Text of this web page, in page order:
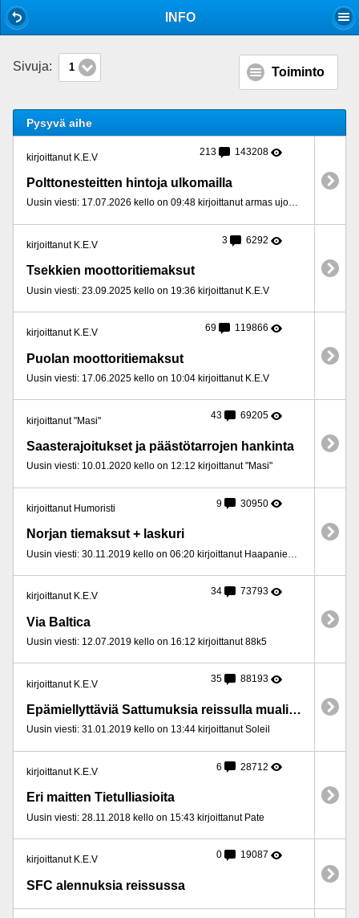
INFO
Sivuja: 1 Toiminto
Pysyvä aihe
kirjoittanut K.E.V 213 143208
Polttonesteitten hintoja ulkomailla
Uusin viesti: 17.07.2026 kello on 09:48 kirjoittanut armas ujomieli
kirjoittanut K.E.V 3 6292
Tsekkien moottoritiemaksut
Uusin viesti: 23.09.2025 kello on 19:36 kirjoittanut K.E.V
kirjoittanut K.E.V 69 119866
Puolan moottoritiemaksut
Uusin viesti: 17.06.2025 kello on 10:04 kirjoittanut K.E.V
kirjoittanut "Masi" 43 69205
Saasterajoitukset ja päästötarrojen hankinta
Uusin viesti: 10.01.2020 kello on 12:12 kirjoittanut "Masi"
kirjoittanut Humoristi 9 30950
Norjan tiemaksut + laskuri
kirjoittanut K.E.V 34 73793
Via Baltica
Uusin viesti: 12.07.2019 kello on 16:12 kirjoittanut 88k5
kirjoittanut K.E.V 35 88193
Epämiellyttäviä Sattumuksia reissulla mualimalla muitten toimesta
Uusin viesti: 31.01.2019 kello on 13:44 kirjoittanut Soleil
kirjoittanut K.E.V 6 28712
Eri maitten Tietulliasioita
Uusin viesti: 28.11.2018 kello on 15:43 kirjoittanut Pate
kirjoittanut K.E.V 0 19087
SFC alennuksia reissussa